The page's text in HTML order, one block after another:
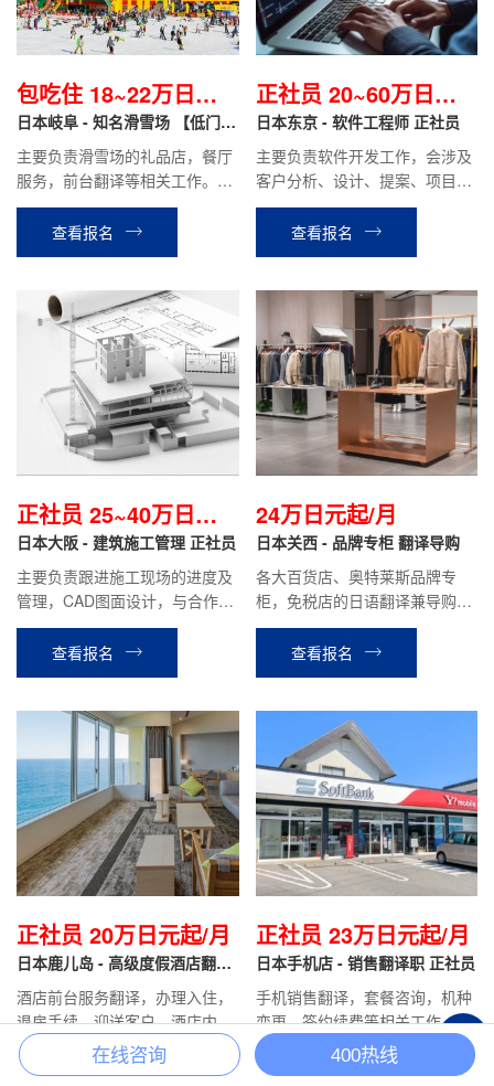
包吃住 18~22万日元/
月
日本岐阜 - 知名滑雪场 【低门槛
主要负责滑雪场的礼品店，餐厅
服务，前台翻译等相关工作。滑
雪场工作结束后可直接安排立山
温泉酒店或其他酒店工作。
查看报名
正社员 20~60万日元/
月
日本东京 - 软件工程师 正社员
主要负责软件开发工作，会涉及
客户分析、设计、提案、项目管
理等工作。
查看报名
正社员 25~40万日元/
月
日本大阪 - 建筑施工管理 正社员
主要负责跟进施工现场的进度及
管理，CAD图面设计，与合作方
沟通，安全管理等工作。
查看报名
24万日元起/月
日本关西 - 品牌专柜 翻译导购
各大百货店、奥特莱斯品牌专
柜，免税店的日语翻译兼导购等
工作。
查看报名
正社员 20万日元起/月
日本鹿儿岛 - 高级度假酒店翻译
酒店前台服务翻译，办理入住，
退房手续，迎送客户，酒店内设
施介绍引导，餐厅服务，客房整
理等酒店安排的相关工作。
查看报名
正社员 23万日元起/月
日本手机店 - 销售翻译职 正社员
手机销售翻译，套餐咨询，机种
变更，签约续费等相关工作。
查看报名
+
在线咨询 400热线